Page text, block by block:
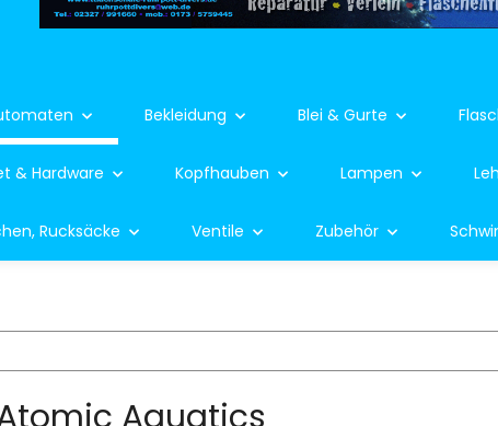
Bekleidung Blei & Gurte
& Hardware Kopfhauben Lampen
Rucksäcke Ventile Zubehör